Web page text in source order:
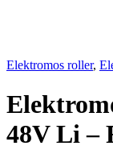
Elektromos roller,
48V Li –